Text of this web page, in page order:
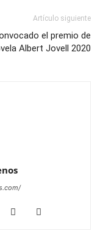
Artículo siguiente
el premio de
Albert Jovell 2020